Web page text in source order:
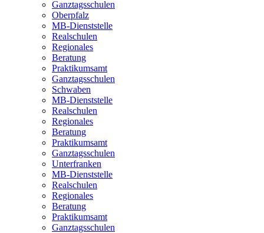
Ganztagsschulen
Oberpfalz
MB-Dienststelle
Realschulen
Regionales
Beratung
Praktikumsamt
Ganztagsschulen
Schwaben
MB-Dienststelle
Realschulen
Regionales
Beratung
Praktikumsamt
Ganztagsschulen
Unterfranken
MB-Dienststelle
Realschulen
Regionales
Beratung
Praktikumsamt
Ganztagsschulen